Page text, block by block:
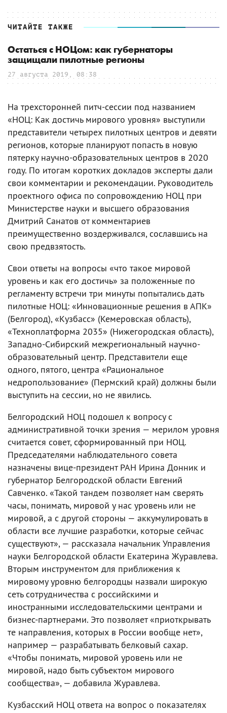
ЧИТАЙТЕ ТАКЖЕ
Остаться с НОЦом: как губернаторы
защищали пилотные регионы
27 августа 2019, 08:38
На трехсторонней питч-сессии под названием
«НОЦ: Как достичь мирового уровня» выступили
представители четырех пилотных центров и девяти
регионов, которые планируют попасть в новую
пятерку научно-образовательных центров в 2020
году. По итогам коротких докладов эксперты дали
свои комментарии и рекомендации. Руководитель
проектного офиса по сопровождению НОЦ при
Министерстве науки и высшего образования
Дмитрий Санатов от комментариев
преимущественно воздерживался, сославшись на
свою предвзятость.
Свои ответы на вопросы «что такое мировой
уровень и как его достичь» за положенные по
регламенту встречи три минуты попытались дать
пилотные НОЦ: «Инновационные решения в АПК»
(Белгород), «Кузбасс» (Кемеровская область),
«Техноплатформа 2035» (Нижегородская область),
Западно-Сибирский межрегиональный научно-
образовательный центр. Представители еще
одного, пятого, центра «Рациональное
недропользование» (Пермский край) должны были
выступить на сессии, но не явились.
Белгородский НОЦ подошел к вопросу с
административной точки зрения — мерилом уровня
считается совет, сформированный при НОЦ.
Председателями наблюдательного совета
назначены вице-президент РАН Ирина Донник и
губернатор Белгородской области Евгений
Савченко. «Такой тандем позволяет нам сверять
часы, понимать, мировой у нас уровень или не
мировой, а с другой стороны — аккумулировать в
области все лучшие разработки, которые сейчас
существуют», — рассказала начальник Управления
науки Белгородской области Екатерина Журавлева.
Вторым инструментом для приближения к
мировому уровню белгородцы назвали широкую
сеть сотрудничества с российскими и
иностранными исследовательскими центрами и
бизнес-партнерами. Это позволяет «приоткрывать
те направления, которых в России вообще нет»,
например — разрабатывать белковый сахар.
«Чтобы понимать, мировой уровень или не
мировой, надо быть субъектом мирового
сообщества», — добавила Журавлева.
Кузбасский НОЦ ответа на вопрос о показателях